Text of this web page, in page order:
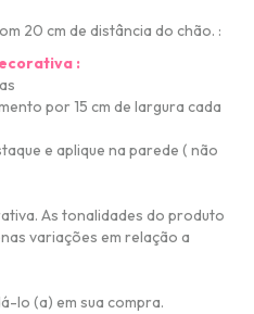
20 cm de distância do chão. :
:
por 15 cm de largura cada
e aplique na parede ( não
. As tonalidades do produto
variações em relação a
lo (a) em sua compra.